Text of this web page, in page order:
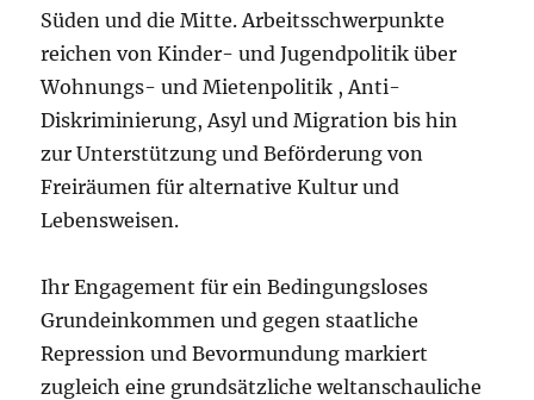
Süden und die Mitte. Arbeitsschwerpunkte
reichen von Kinder- und Jugendpolitik über
Wohnungs- und Mietenpolitik , Anti-
Diskriminierung, Asyl und Migration bis hin
zur Unterstützung und Beförderung von
Freiräumen für alternative Kultur und
Lebensweisen.
Ihr Engagement für ein Bedingungsloses
Grundeinkommen und gegen staatliche
Repression und Bevormundung markiert
zugleich eine grundsätzliche weltanschauliche